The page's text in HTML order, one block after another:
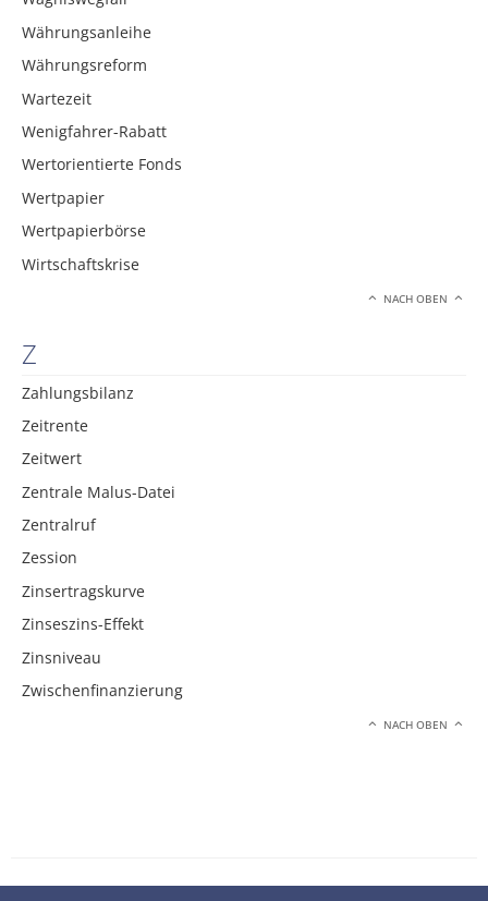
Währungsanleihe
Währungsreform
Wartezeit
Wenigfahrer-Rabatt
Wertorientierte Fonds
Wertpapier
Wertpapierbörse
Wirtschaftskrise
NACH OBEN
Z
Zahlungsbilanz
Zeitrente
Zeitwert
Zentrale Malus-Datei
Zentralruf
Zession
Zinsertragskurve
Zinseszins-Effekt
Zinsniveau
Zwischenfinanzierung
NACH OBEN